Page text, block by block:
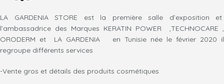
LA GARDENIA STORE est la première salle d’exposition et
l’ambassadrice des Marques KERATIN POWER ,TECHNOCARE ,
ORODERM et LA GARDENIA en Tunisie née le février 2020 il
regroupe différents services
-Vente gros et détails des produits cosmétiques